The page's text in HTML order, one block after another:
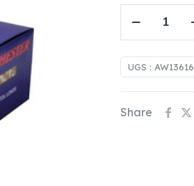
Winchester
Pistol
UGS : AW13616
Share